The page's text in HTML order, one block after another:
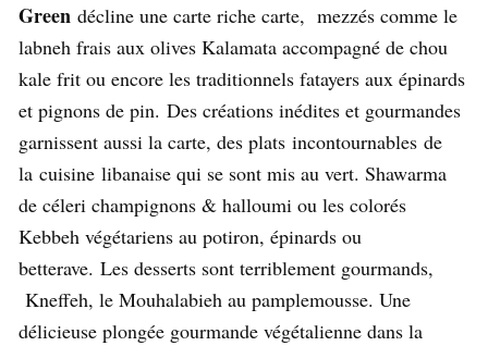
Green décline une carte riche carte, mezzés comme le
labneh frais aux olives Kalamata accompagné de chou
kale frit ou encore les traditionnels fatayers aux épinards
et pignons de pin. Des créations inédites et gourmandes
garnissent aussi la carte, des plats incontournables de
la cuisine libanaise qui se sont mis au vert. Shawarma
de céleri champignons & halloumi ou les colorés
Kebbeh végétariens au potiron, épinards ou
betterave. Les desserts sont terriblement gourmands,
Kneffeh, le Mouhalabieh au pamplemousse. Une
délicieuse plongée gourmande végétalienne dans la